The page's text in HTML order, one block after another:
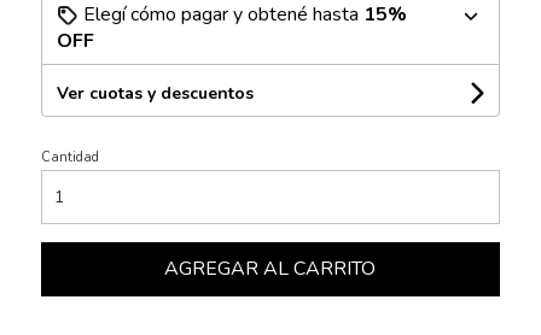
Elegí cómo pagar y obtené hasta 15%
OFF
Ver cuotas y descuentos
Cantidad
AGREGAR AL CARRITO